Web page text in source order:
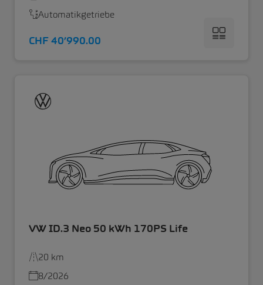
Automatikgetriebe
CHF 40’990.00
VW ID.3 Neo 50 kWh 170PS Life
20 km
8/2026